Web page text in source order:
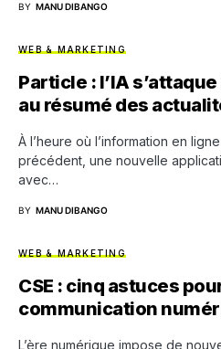
BY MANU DIBANGO
WEB & MARKETING
Particle : l’IA
au résumé des
À l’heure où l’information en
précédent, une nouvelle
avec…
BY MANU DIBANGO
WEB & MARKETING
CSE : cinq astuces
communication
L’ère numérique impose de